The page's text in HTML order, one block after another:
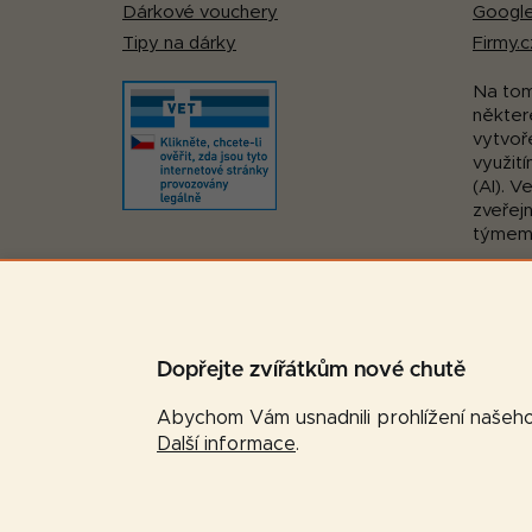
Dopřejte zvířátkům nové chutě
Abychom Vám usnadnili prohlížení
Další informace.
Dárkové vouchery
Tipy na dárky
Na
(AI).
Pohodlná platba: